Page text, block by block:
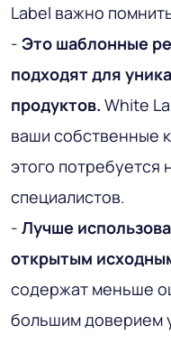
Label важно
- Это шаблонные
подходят для
продуктов. White
ваши собственные
этого потребуется
специалистов.
- Лучше
открытым
содержат меньше
большим доверием